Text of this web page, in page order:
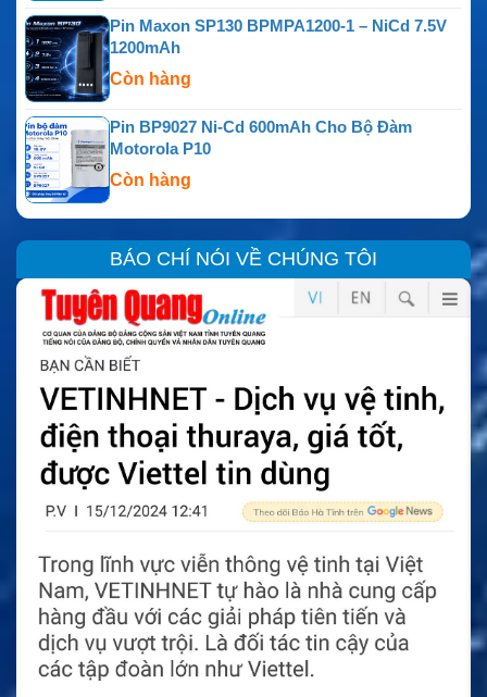
Pin Maxon SP130 BPMPA1200-1 – NiCd 7.5V
1200mAh
Còn hàng
Pin BP9027 Ni-Cd 600mAh Cho Bộ Đàm
Motorola P10
Còn hàng
BÁO CHÍ NÓI VỀ CHÚNG TÔI